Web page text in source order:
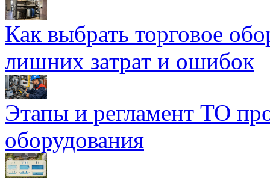
Как выбрать торговое
лишних затрат и ошибок
Этапы и регламент ТО
оборудования